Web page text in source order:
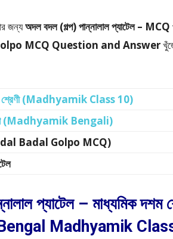
জন্যঅদল বদল (গল্প) পান্নালাল প্যাটেল – MCQ
MCQ Question and Answer
শ্রেণী (Madhyamik Class 10)
(Madhyamik Bengali)
Badal Golpo MCQ)
প্যাটেল – মাধ্যমিক দশম
Madhyamik